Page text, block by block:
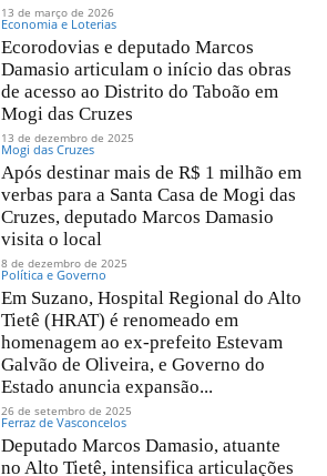
13 de março de 2026
Economia e Loterias
Ecorodovias e deputado Marcos
Damasio articulam o início das obras
de acesso ao Distrito do Taboão em
Mogi das Cruzes
13 de dezembro de 2025
Mogi das Cruzes
Após destinar mais de R$ 1 milhão em
verbas para a Santa Casa de Mogi das
Cruzes, deputado Marcos Damasio
visita o local
8 de dezembro de 2025
Política e Governo
Em Suzano, Hospital Regional do Alto
Tietê (HRAT) é renomeado em
homenagem ao ex-prefeito Estevam
Galvão de Oliveira, e Governo do
Estado anuncia expansão...
26 de setembro de 2025
Ferraz de Vasconcelos
Deputado Marcos Damasio, atuante
no Alto Tietê, intensifica articulações